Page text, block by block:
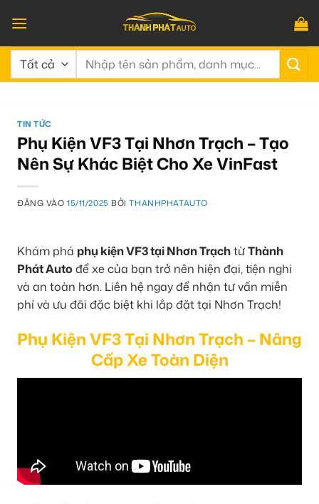
qua
nội
dung
Tìm
TIN TỨC
Phụ Kiện VF3 Tại Nhơn Trạch – Tạo
Nên Sự Khác Biệt Cho Xe VinFast
ĐĂNG VÀO15/11/2025 BỞITHANHPHATAUTO
Khám phá phụ kiện VF3 tại Nhơn TrạchtừThành
Phát Auto để xe của bạn trở nên hiện đại, tiện nghi
và an toàn hơn. Liên hệ ngay để nhận tư vấn miễn
phí và ưu đãi đặc biệt khi lắp đặt tại Nhơn Trạch!
Phụ Kiện VF3 Tại Nhơn Trạch – Nâng
Cấp Xe Toàn Diện